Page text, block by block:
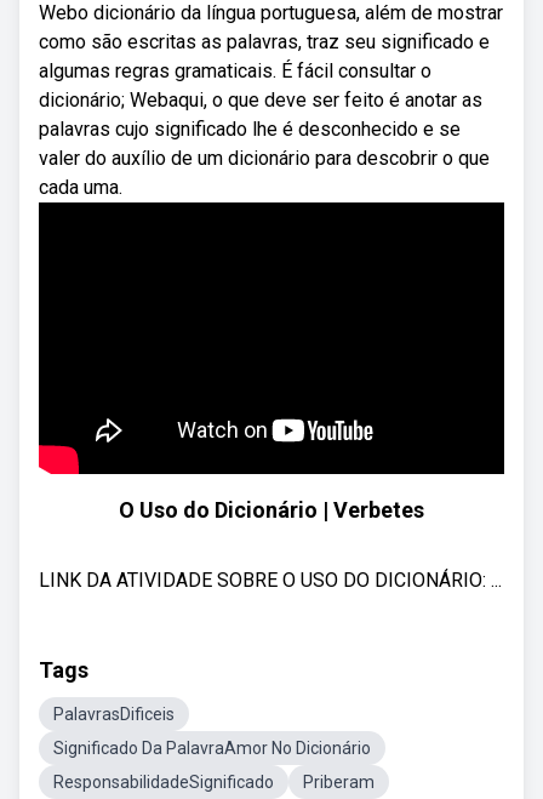
Webo dicionário da língua portuguesa, além de mostrar
como são escritas as palavras, traz seu significado e
algumas regras gramaticais. É fácil consultar o
dicionário; Webaqui, o que deve ser feito é anotar as
palavras cujo significado lhe é desconhecido e se
valer do auxílio de um dicionário para descobrir o que
cada uma.
O Uso do Dicionário | Verbetes
LINK DA ATIVIDADE SOBRE O USO DO DICIONÁRIO: ...
Tags
PalavrasDificeis
Significado Da PalavraAmor No Dicionário
ResponsabilidadeSignificado
Priberam